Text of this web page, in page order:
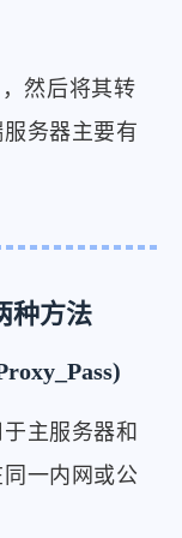
然后将其转
务器主要有
种方法
主服务器和
一内网或公